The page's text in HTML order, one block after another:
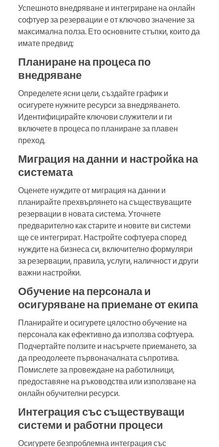
Успешното внедряване и интегриране на онлайн
софтуер за резервации е от ключово значение за
максимална полза. Ето основните стъпки, които да
имате предвид:
Планиране на процеса по
внедряване
Определете ясни цели, създайте график и
осигурете нужните ресурси за внедряването.
Идентифицирайте ключови служители и ги
включете в процеса по планиране за плавен
преход.
Миграция на данни и настройка на
системата
Оценете нуждите от миграция на данни и
планирайте прехвърлянето на съществуващите
резервации в новата система. Уточнете
предварително как старите и новите ви системи
ще се интегрират. Настройте софтуера според
нуждите на бизнеса си, включително формуляри
за резервации, правила, услуги, наличност и други
важни настройки.
Обучение на персонала и
осигуряване на приемане от екипа
Планирайте и осигурете цялостно обучение на
персонала как ефективно да използва софтуера.
Подчертайте ползите и насърчете приемането, за
да преодолеете първоначалната съпротива.
Помислете за провеждане на работилници,
предоставяне на ръководства или използване на
онлайн обучителни ресурси.
Интеграция със съществуващи
системи и работни процеси
Осигурете безпроблемна интеграция със